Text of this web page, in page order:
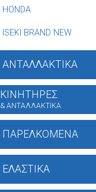
HONDA
ISEKI BRAND NEW
ΑΝΤΑΛΛΑΚΤΙΚΑ
ΚΙΝΗΤΗΡΕΣ
& ΑΝΤΑΛΛΑΚΤΙΚΑ
ΠΑΡΕΛΚΟΜΕΝΑ
ΕΛΑΣΤΙΚΑ